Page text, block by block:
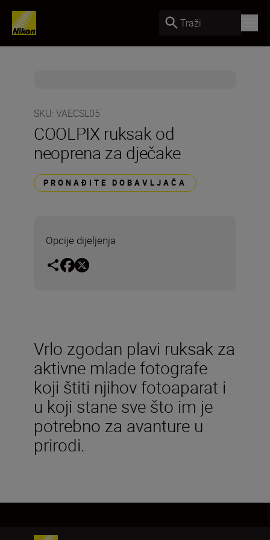
Traži
SKU: VAECSL05
COOLPIX ruksak od
neoprena za dječake
PRONAĐITE DOBAVLJAČA
Opcije dijeljenja
Vrlo zgodan plavi ruksak za
aktivne mlade fotografe
koji štiti njihov fotoaparat i
u koji stane sve što im je
potrebno za avanture u
prirodi.